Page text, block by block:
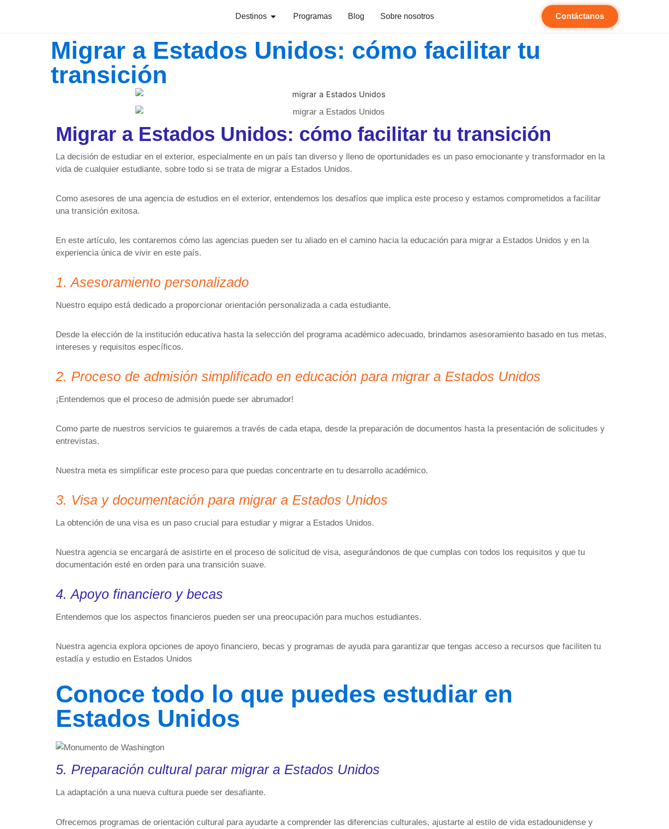
Destinos Programas Blog Sobre nosotros Contáctanos
Migrar a Estados Unidos: cómo facilitar tu
transición
Migrar a Estados Unidos: cómo facilitar tu transición
La decisión de estudiar en el exterior, especialmente en un país tan diverso y lleno de oportunidades es un paso emocionante y transformador en la
vida de cualquier estudiante, sobre todo si se trata de migrar a Estados Unidos.
Como asesores de una agencia de estudios en el exterior, entendemos los desafíos que implica este proceso y estamos comprometidos a facilitar
una transición exitosa.
En este artículo, les contaremos cómo las agencias pueden ser tu aliado en el camino hacia la educación para migrar a Estados Unidos y en la
experiencia única de vivir en este país.
1. Asesoramiento personalizado
Nuestro equipo está dedicado a proporcionar orientación personalizada a cada estudiante.
Desde la elección de la institución educativa hasta la selección del programa académico adecuado, brindamos asesoramiento basado en tus metas,
intereses y requisitos específicos.
2. Proceso de admisión simplificado en educación para migrar a Estados Unidos
¡Entendemos que el proceso de admisión puede ser abrumador!
Como parte de nuestros servicios te guiaremos a través de cada etapa, desde la preparación de documentos hasta la presentación de solicitudes y
entrevistas.
Nuestra meta es simplificar este proceso para que puedas concentrarte en tu desarrollo académico.
3. Visa y documentación para migrar a Estados Unidos
La obtención de una visa es un paso crucial para estudiar y migrar a Estados Unidos.
Nuestra agencia se encargará de asistirte en el proceso de solicitud de visa, asegurándonos de que cumplas con todos los requisitos y que tu
documentación esté en orden para una transición suave.
4. Apoyo financiero y becas
Entendemos que los aspectos financieros pueden ser una preocupación para muchos estudiantes.
Nuestra agencia explora opciones de apoyo financiero, becas y programas de ayuda para garantizar que tengas acceso a recursos que faciliten tu
estadía y estudio en Estados Unidos
Conoce todo lo que puedes estudiar en
Estados Unidos
5. Preparación cultural parar migrar a Estados Unidos
La adaptación a una nueva cultura puede ser desafiante.
Ofrecemos programas de orientación cultural para ayudarte a comprender las diferencias culturales, ajustarte al estilo de vida estadounidense y